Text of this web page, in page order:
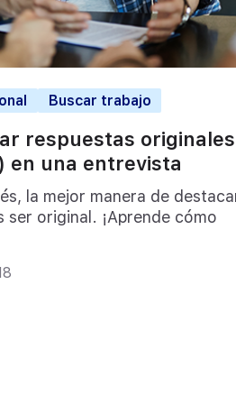
Buscar trabajo
respuestas originales
en una entrevista
la mejor manera de
ser original. ¡Aprende cómo